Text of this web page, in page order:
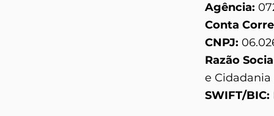
Agência:
Conta
CNPJ:
Razão
e Cidadania
SWIFT/BIC: